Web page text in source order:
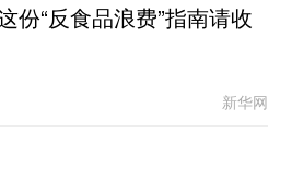
份“反食品浪费”指南请收
新华网